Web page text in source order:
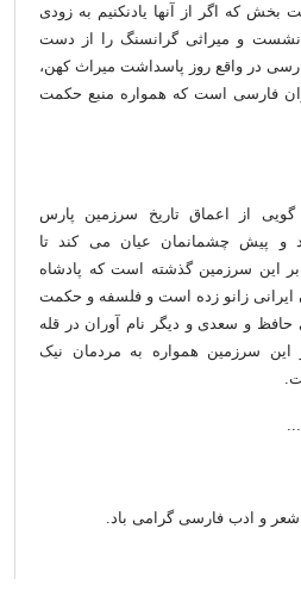
بخش که اگر از آنها یادنکنیم به زودی
نشست و میراثی گرانسنگ را از دست
در واقع روز پاسداشت میراث کهن،
فارسی است که همواره منبع حکمت
گویی از اعماق تاریخ سرزمین پارس
و پیش چشمانمان عیان می کند تا
بر این سرزمین گذشته است که پادشاه
زانو زده است و فلسفه و حکمت
و سعدی و دیگر نام آوران در قله
سرزمین همواره به مردمان نیک
و ادب فارسی گرامی باد.